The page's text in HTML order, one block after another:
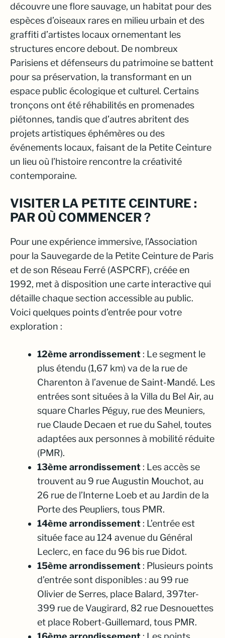
découvre une flore sauvage, un habitat pour des
espèces d’oiseaux rares en milieu urbain et des
graffiti d’artistes locaux ornementant les
structures encore debout. De nombreux
Parisiens et défenseurs du patrimoine se battent
pour sa préservation, la transformant en un
espace public écologique et culturel. Certains
tronçons ont été réhabilités en promenades
piétonnes, tandis que d’autres abritent des
projets artistiques éphémères ou des
événements locaux, faisant de la Petite Ceinture
un lieu où l’histoire rencontre la créativité
contemporaine.
VISITER LA PETITE CEINTURE :
PAR OÙ COMMENCER ?
Pour une expérience immersive, l’Association
pour la Sauvegarde de la Petite Ceinture de Paris
et de son Réseau Ferré (ASPCRF), créée en
1992, met à disposition une carte interactive qui
détaille chaque section accessible au public.
Voici quelques points d’entrée pour votre
exploration :
12ème arrondissement : Le segment le
plus étendu (1,67 km) va de la rue de
Charenton à l’avenue de Saint-Mandé. Les
entrées sont situées à la Villa du Bel Air, au
square Charles Péguy, rue des Meuniers,
rue Claude Decaen et rue du Sahel, toutes
adaptées aux personnes à mobilité réduite
(PMR).
13ème arrondissement : Les accès se
trouvent au 9 rue Augustin Mouchot, au
26 rue de l’Interne Loeb et au Jardin de la
Porte des Peupliers, tous PMR.
14ème arrondissement : L’entrée est
située face au 124 avenue du Général
Leclerc, en face du 96 bis rue Didot.
15ème arrondissement : Plusieurs points
d’entrée sont disponibles : au 99 rue
Olivier de Serres, place Balard, 397ter-
399 rue de Vaugirard, 82 rue Desnouettes
et place Robert-Guillemard, tous PMR.